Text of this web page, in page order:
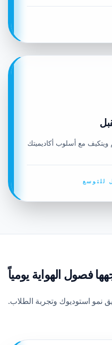
ويتكيف مع أسلوب أكاديميتك
للتوسع
فصول الهواية يومياً
نمو استوديوك وتجربة الطلاب.